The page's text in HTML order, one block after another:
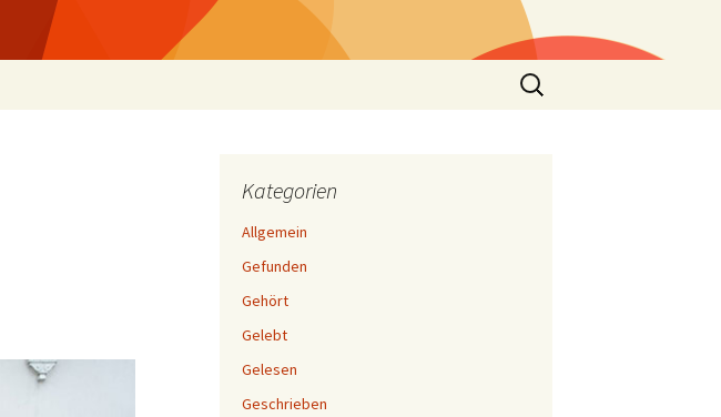
Suchen
nach:
Kategorien
Allgemein
Gefunden
Gehört
Gelebt
Gelesen
Geschrieben